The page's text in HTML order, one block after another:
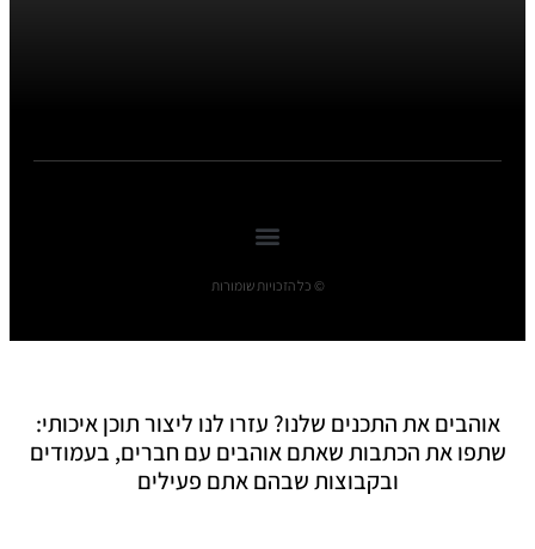
© כל הזכויות שומורות
אוהבים את התכנים שלנו? עזרו לנו ליצור תוכן איכותי:
שתפו את הכתבות שאתם אוהבים עם חברים, בעמודים
ובקבוצות שבהם אתם פעילים